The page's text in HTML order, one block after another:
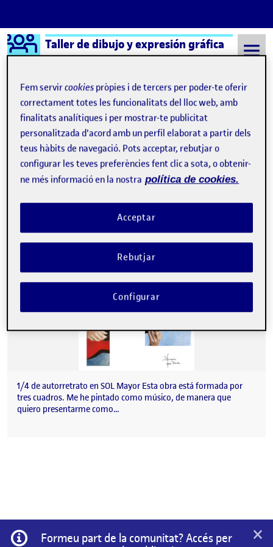
Saltar al contingut
Logo Ágora
Taller de dibujo y expresión gráfica
Semestre 20211 - Aula 1 22 Setembre, 2021
22 Setembre, 2021
1/4 de autorretrato en SOL Mayor
Publicat per
Nacho del Dedo Rodriguez
Data de publicaciócomentariel 1/4 de autorretrato en SOL Mayor
1/4 de autorretrato en SOL Mayor Esta obra está formada por
tres cuadros. Me he pintado como músico, de manera que
quiero presentarme como…
Informació
Formeu part de la comunitat? Accés per
×
Fem servircookies pròpies i de tercers per poder-te oferir
correctament totes les funcionalitats del lloc web, amb
finalitats analítiques i per mostrar-te publicitat
personalitzada d'acord amb un perfil elaborat a partir dels
teus hàbits de navegació. Pots acceptar, rebutjar o
configurar les teves preferències fent clic a sota, o obtenir-
ne més informació en la nostra política de cookies.
Rebutjar
Acceptar
Configurar